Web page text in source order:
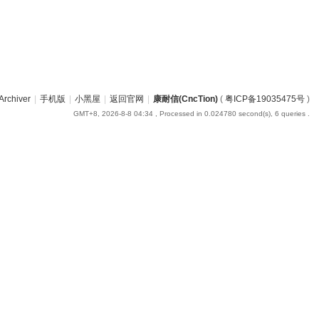
| 手机版 | 小黑屋 | 返回官网 | 康耐信(CncTion)( 粤ICP备19035475号)
GMT+8, 2026-8-8 04:34, Processed in 0.024780 second(s), 6 queries .